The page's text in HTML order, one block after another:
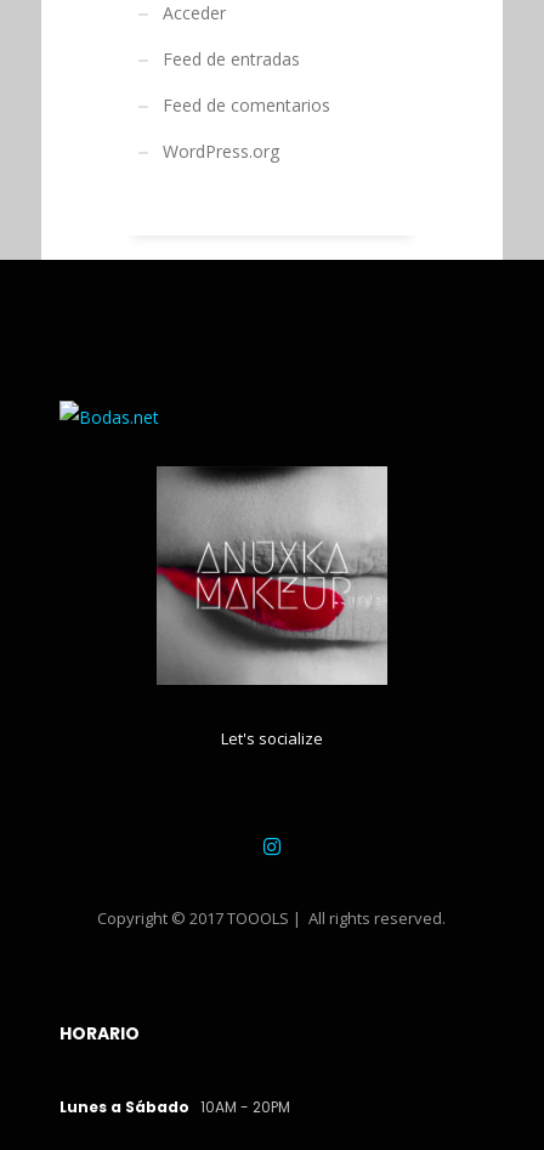
Acceder
Feed de entradas
Feed de comentarios
WordPress.org
Let's socialize
Copyright © 2017 TOOOLS | All rights reserved.
HORARIO
Lunes a Sábado 10AM - 20PM